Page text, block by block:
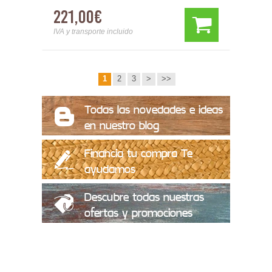
221,00€
IVA y transporte incluido
1 2 3 > >>
Todas las novedades e ideas
en nuestro blog
Financia tu compra Te
ayudamos
Descubre todas nuestras
ofertas y promociones